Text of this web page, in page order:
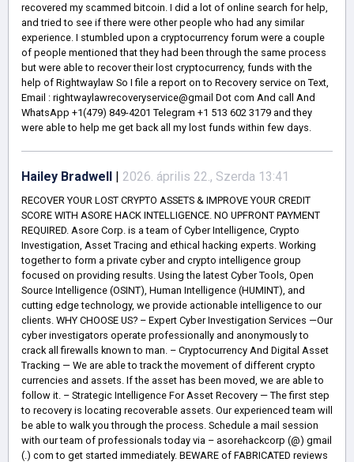
recovered my scammed bitcoin. I did a lot of online search for help,
and tried to see if there were other people who had any similar
experience. I stumbled upon a cryptocurrency forum were a couple
of people mentioned that they had been through the same process
but were able to recover their lost cryptocurrency, funds with the
help of Rightwaylaw So I file a report on to Recovery service on Text,
Email : rightwaylawrecoveryservice@gmail Dot com And call And
WhatsApp +1(479) 849-4201 Telegram +1 513 602 3179 and they
were able to help me get back all my lost funds within few days.
Hailey Bradwell | 2026. április 22., Szerda 13:41
RECOVER YOUR LOST CRYPTO ASSETS & IMPROVE YOUR CREDIT
SCORE WITH ASORE HACK INTELLIGENCE. NO UPFRONT PAYMENT
REQUIRED. Asore Corp. is a team of Cyber Intelligence, Crypto
Investigation, Asset Tracing and ethical hacking experts. Working
together to form a private cyber and crypto intelligence group
focused on providing results. Using the latest Cyber Tools, Open
Source Intelligence (OSINT), Human Intelligence (HUMINT), and
cutting edge technology, we provide actionable intelligence to our
clients. WHY CHOOSE US? – Expert Cyber Investigation Services —Our
cyber investigators operate professionally and anonymously to
crack all firewalls known to man. – Cryptocurrency And Digital Asset
Tracking — We are able to track the movement of different crypto
currencies and assets. If the asset has been moved, we are able to
follow it. – Strategic Intelligence For Asset Recovery — The first step
to recovery is locating recoverable assets. Our experienced team will
be able to walk you through the process. Schedule a mail session
with our team of professionals today via – asorehackcorp (@) gmail
(.) com to get started immediately. BEWARE of FABRICATED reviews